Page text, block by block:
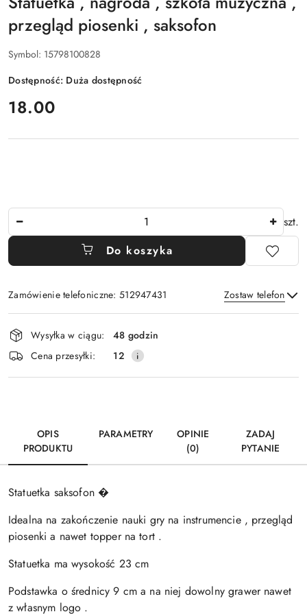
przegląd piosenki , saksofon
Symbol: 15798100828
Dostępność: Duża dostępność
cena:
18.00
szt.
Do koszyka
Zamówienie telefoniczne: 512947431 Zostaw telefon
Wyślij
Dostępność
i
dostawa
Wysyłka w ciągu:
48 godzin
Cena przesyłki:
12
OPIS
PRODUKTU
PARAMETRY
OPINIE
(0)
ZADAJ
PYTANIE
Statuetka saksofon �
Idealna na zakończenie nauki gry na instrumencie , przegląd
piosenki a nawet topper na tort .
Statuetka ma wysokość 23 cm
Podstawka o średnicy 9 cm a na niej dowolny grawer nawet
z własnym logo .